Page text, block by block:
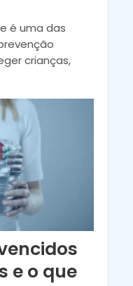
é uma das
crianças,
e o que